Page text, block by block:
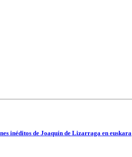
inéditos de Joaquín de Lizarraga en euskara